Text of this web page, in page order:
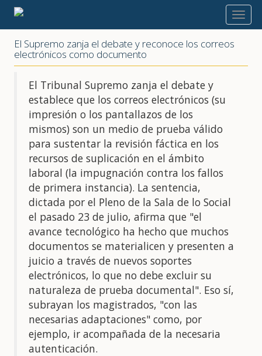
2020
El Supremo zanja el debate y reconoce los correos
electrónicos como documento
El Tribunal Supremo zanja el debate y
establece que los correos electrónicos (su
impresión o los pantallazos de los
mismos) son un medio de prueba válido
para sustentar la revisión fáctica en los
recursos de suplicación en el ámbito
laboral (la impugnación contra los fallos
de primera instancia). La sentencia,
dictada por el Pleno de la Sala de lo Social
el pasado 23 de julio, afirma que "el
avance tecnológico ha hecho que muchos
documentos se materialicen y presenten a
juicio a través de nuevos soportes
electrónicos, lo que no debe excluir su
naturaleza de prueba documental". Eso sí,
subrayan los magistrados, "con las
necesarias adaptaciones" como, por
ejemplo, ir acompañada de la necesaria
autenticación.